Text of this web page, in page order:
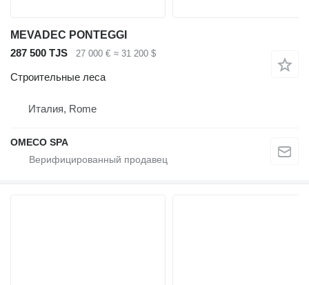
MEVADEC PONTEGGI
287 500 TJS
27 000 € ≈ 31 200 $
Строительные леса
Италия, Rome
OMECO SPA